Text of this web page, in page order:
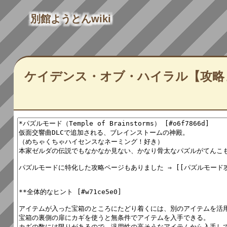
別館ようとんwiki
ケイデンス・オブ・ハイラル【攻